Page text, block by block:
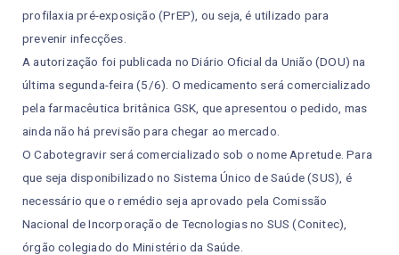
profilaxia pré-exposição (PrEP), ou seja, é utilizado para
prevenir infecções.
A autorização foi publicada no Diário Oficial da União (DOU) na
última segunda-feira (5/6). O medicamento será comercializado
pela farmacêutica britânica GSK, que apresentou o pedido, mas
ainda não há previsão para chegar ao mercado.
O Cabotegravir será comercializado sob o nome Apretude. Para
que seja disponibilizado no Sistema Único de Saúde (SUS), é
necessário que o remédio seja aprovado pela Comissão
Nacional de Incorporação de Tecnologias no SUS (Conitec),
órgão colegiado do Ministério da Saúde.